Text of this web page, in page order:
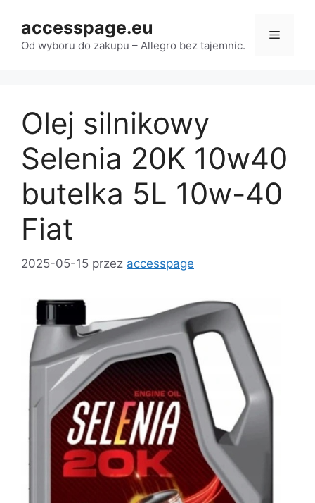
treści
accesspage.eu
Od wyboru do zakupu – Allegro bez tajemnic.
Menu
Olej silnikowy
Selenia 20K 10w40
butelka 5L 10w-40
Fiat
2025-05-15 przez accesspage